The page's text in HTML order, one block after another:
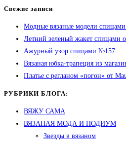
Свежие записи
Модные вязаные модели
Летний зеленый жакет спицами
Ажурный узор спицами №157
Вязаная юбка-трапеция из
Платье с регланом «погон» от
РУБРИКИ БЛОГА:
ВЯЖУ САМА
ВЯЗАНАЯ МОДА И ПОДИУМ
Звезды в вязаном